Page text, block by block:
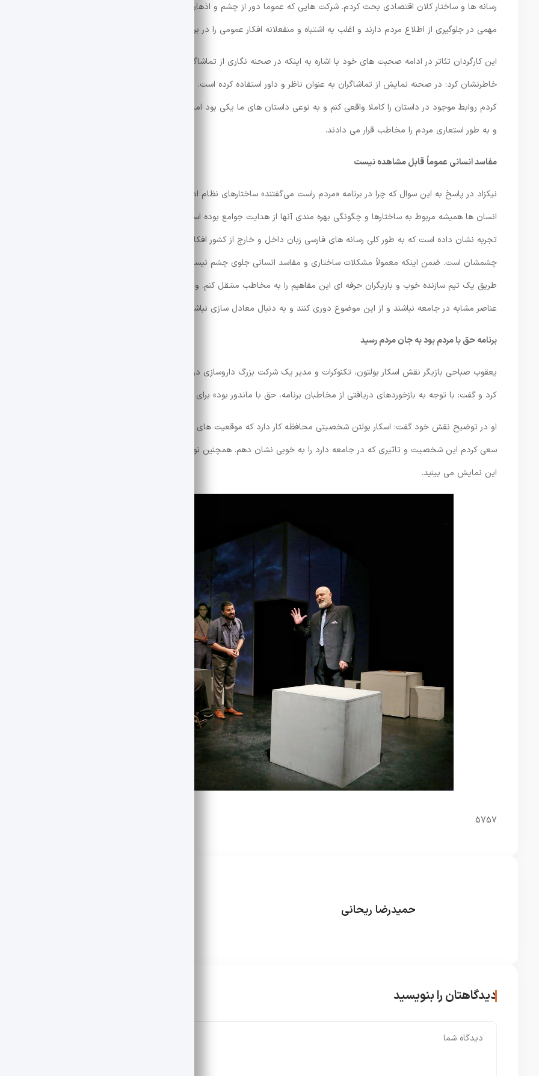
رسانه ها و ساختار کلان اقتصادی بحث کردم. شرکت هایی که عموما دور از چشم و اذهان عموم هستند. برای نشان دادن زیرا معتقدم رسانه
مهمی در جلوگیری از اطلاع مردم دارند و اغلب به اشتباه و منفعلانه افکار عمومی را در برهه های حساس تاریخ مورد خطاب قرار می دهند.
این کارگردان تئاتر در ادامه صحبت های خود با اشاره به اینکه در صحنه نگاری از تماشاگران به عنوان ناظر و داور برای پیشبرد داستان استفاده
خاطرنشان کرد: در صحنه نمایش از تماشاگران به عنوان ناظر و داور استفاده کرده است. وی بیان کرد: طراحی صحنه بسیار ساده و مینیمال بود
کردم روابط موجود در داستان را کاملا واقعی کنم و به نوعی داستان های ما یکی بود اما یکسان نبود. بنابراین بازیگران روی صحنه از همان
و به طور استعاری مردم را مخاطب قرار می دادند.
مفاسد انسانی عموماً قابل مشاهده نیست
نیکزاد در پاسخ به این سوال که چرا در برنامه «مردم راست می‌گفتند» ساختارهای نظام اداری را به تصویر کشیده است؟ وی بیان کرد: به نظر من
انسان ها همیشه مربوط به ساختارها و چگونگی بهره مندی آنها از هدایت جوامع بوده است و نقش رسانه ها در هدایتگری بسیار موثر است. به
تجربه نشان داده است که به طور کلی رسانه های فارسی زبان داخل و خارج از کشور افکار عمومی را به نکات و موضوعاتی ارجاع می دهند که
چشمشان است. ضمن اینکه معمولاً مشکلات ساختاری و مفاسد انسانی جلوی چشم نیست و معمولاً در فضاهایی است که دیده نمی شود و سعی
طریق یک تیم سازنده خوب و بازیگران حرفه ای این مفاهیم را به مخاطب منتقل کنم. و از این جهت از مخاطب خواستم که برای نقش خود به
عناصر مشابه در جامعه نباشند و از این موضوع دوری کنند و به دنبال معادل سازی نباشند. چون از داستان اصلی منحرف می شوند.
برنامه حق با مردم بود به جان مردم رسید
یعقوب صباحی بازیگر نقش اسکار بولتون، تکنوکرات و مدیر یک شرکت بزرگ داروسازی در این برنامه به قابل توجه بودن این برنامه برای عموم
کرد و گفت: با توجه به بازخوردهای دریافتی از مخاطبان برنامه، حق با ماندور بود» برای جان مردم بود. او نشست
او در توضیح نقش خود گفت: اسکار بولتن شخصیتی محافظه کار دارد که موقعیت های کاری مهم را به خاطر خودخواهی خودش از دست نمی
سعی کردم این شخصیت و تاثیری که در جامعه دارد را به خوبی نشان دهم. همچنین نوشته بسیار خوبی بود و نمونه هایی از اتفاقات جامعه
این نمایش می بینید.
5757
حمیدرضا ریحانی
دیدگاهتان را بنویسید